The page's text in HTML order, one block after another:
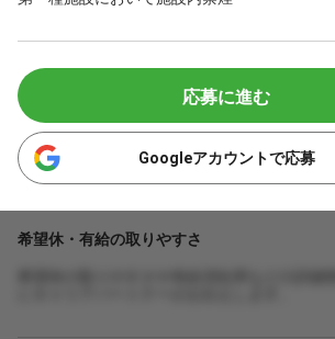
応募に進む
Googleアカウントで応募
希望休・有給の取りやすさ